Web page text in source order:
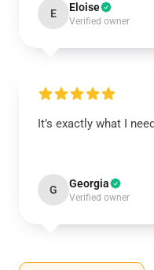
E Eloise
Verified owner
It’s exactly what I
G Georgia
Verified owner